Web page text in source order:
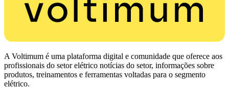
A Voltimum é uma plataforma digital e comunidade que oferece aos
profissionais do setor elétrico notícias do setor, informações sobre
produtos, treinamentos e ferramentas voltadas para o segmento
elétrico.